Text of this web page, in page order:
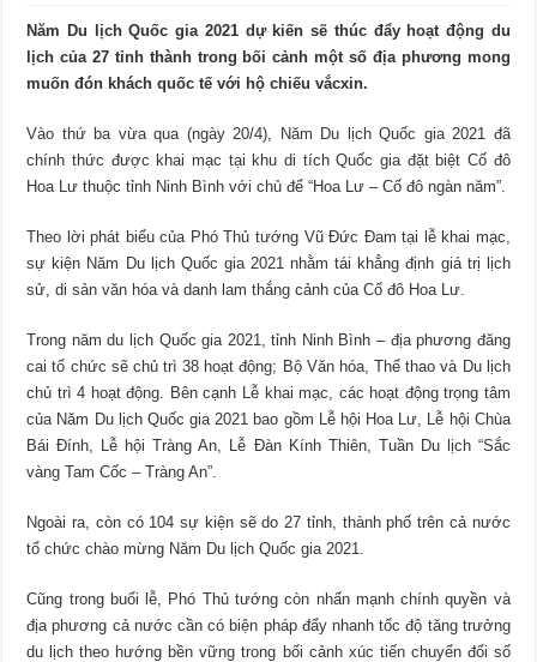
Năm Du lịch Quốc gia 2021 dự kiến sẽ thúc đẩy hoạt động du
lịch của 27 tỉnh thành trong bối cảnh một số địa phương mong
muốn đón khách quốc tế với hộ chiếu vắcxin.
Vào thứ ba vừa qua (ngày 20/4), Năm Du lịch Quốc gia 2021 đã
chính thức được khai mạc tại khu di tích Quốc gia đặt biệt Cố đô
Hoa Lư thuộc tỉnh Ninh Bình với chủ để “Hoa Lư – Cố đô ngàn năm”.
Theo lời phát biểu của Phó Thủ tướng Vũ Đức Đam tại lễ khai mạc,
sự kiện Năm Du lịch Quốc gia 2021 nhằm tái khẳng định giá trị lịch
sử, di sản văn hóa và danh lam thắng cảnh của Cố đô Hoa Lư.
Trong năm du lịch Quốc gia 2021, tỉnh Ninh Bình – địa phương đăng
cai tổ chức sẽ chủ trì 38 hoạt động; Bộ Văn hóa, Thể thao và Du lịch
chủ trì 4 hoạt động. Bên cạnh Lễ khai mạc, các hoạt động trọng tâm
của Năm Du lịch Quốc gia 2021 bao gồm Lễ hội Hoa Lư, Lễ hội Chùa
Bái Đính, Lễ hội Tràng An, Lễ Đàn Kính Thiên, Tuần Du lịch “Sắc
vàng Tam Cốc – Tràng An”.
Ngoài ra, còn có 104 sự kiện sẽ do 27 tỉnh, thành phố trên cả nước
tổ chức chào mừng Năm Du lịch Quốc gia 2021.
Cũng trong buổi lễ, Phó Thủ tướng còn nhấn mạnh chính quyền và
địa phương cả nước cần có biện pháp đẩy nhanh tốc độ tăng trưởng
du lịch theo hướng bền vững trong bối cảnh xúc tiến chuyển đổi số